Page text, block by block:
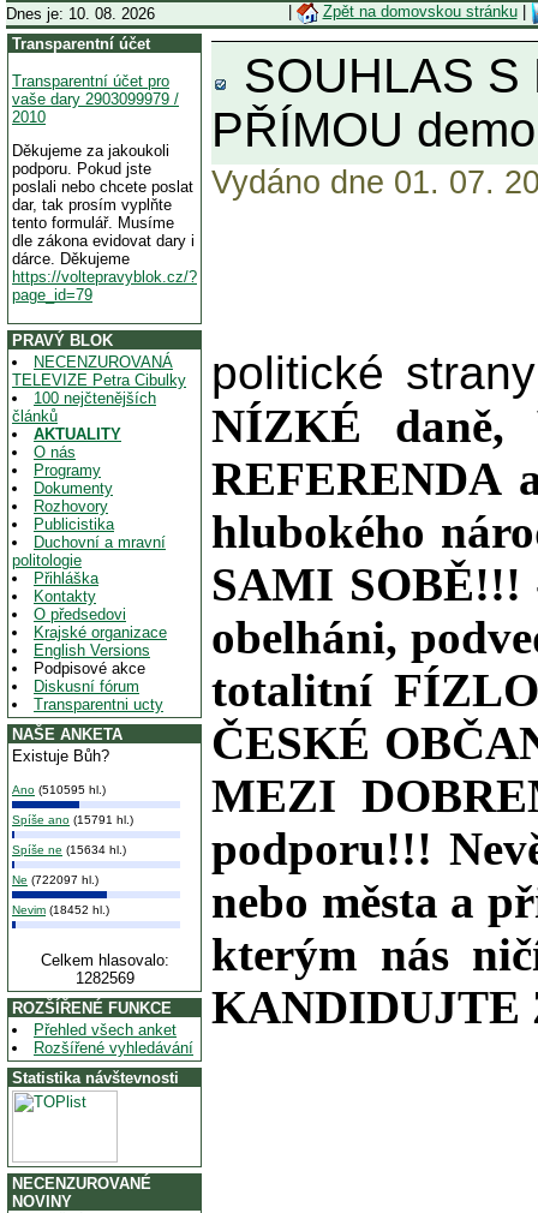
Dnes je: 10. 08. 2026 Zpět na domovskou stránku|
Transparentní účet
Transparentní účet pro
vaše dary 2903099979 /
2010
Děkujeme za jakoukoli
podporu. Pokud jste
poslali nebo chcete poslat
dar, tak prosím vyplňte
tento formulář. Musíme
dle zákona evidovat dary i
dárce. Děkujeme
https://voltepravyblok.cz/?
page_id=79
PRAVÝ BLOK
NECENZUROVANÁ
TELEVIZE Petra Cibulky
100 nejčtenějších
článků
AKTUALITY
O nás
Programy
Dokumenty
Rozhovory
Publicistika
Duchovní a mravní
politologie
Přihláška
Kontakty
O předsedovi
Krajské organizace
English Versions
Podpisové akce
Diskusní fórum
Transparentni ucty
NAŠE ANKETA
Existuje Bůh?
Ano (510595 hl.)
Spíše ano (15791 hl.)
Spíše ne (15634 hl.)
Ne (722097 hl.)
Nevim (18452 hl.)
Celkem hlasovalo:
1282569
ROZŠÍŘENÉ FUNKCE
Přehled všech anket
Rozšířené vyhledávání
Statistika návštevnosti
NECENZUROVANÉ
NOVINY
SOUHLAS S
PŘÍMOU
Vydáno dne 01. 07.
politické
NÍZKÉ daně,
REFERENDA
hlubokého
SAMI SOBĚ!!!
obelháni,
totalitní
ČESKÉ
MEZI
podporu!!!
nebo města a
kterým nás
KANDIDUJTE